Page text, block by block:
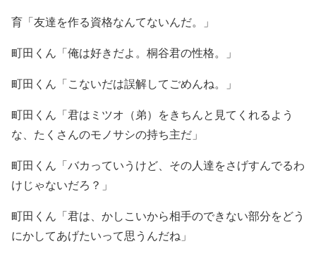
育「友達を作る資格なんてないんだ。」
町田くん「俺は好きだよ。桐谷君の性格。」
町田くん「こないだは誤解してごめんね。」
町田くん「君はミツオ（弟）をきちんと見てくれるよう
な、たくさんのモノサシの持ち主だ」
町田くん「バカっていうけど、その人達をさげすんでるわ
けじゃないだろ？」
町田くん「君は、かしこいから相手のできない部分をどう
にかしてあげたいって思うんだね」